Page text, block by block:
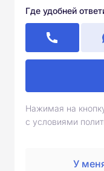
Где удобней
Нажимая на
с условиями
У